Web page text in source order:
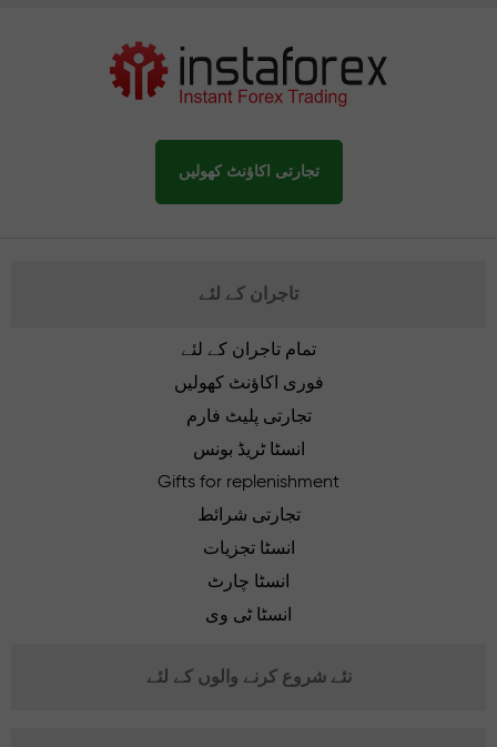
تجارتی اکاؤنٹ کھولیں
تاجران کے لئے
تمام تاجران کے لئے
فوری اکاؤنٹ کھولیں
تجارتی پلیٹ فارم
انسٹا ٹریڈ بونس
Gifts for replenishment
تجارتی شرائط
انسٹا تجزیات
انسٹا چارٹ
انسٹا ٹی وی
نئے شروع کرنے والوں کے لئے